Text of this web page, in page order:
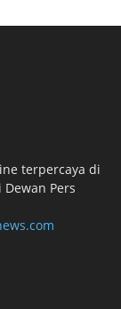
terpercaya di
Pers